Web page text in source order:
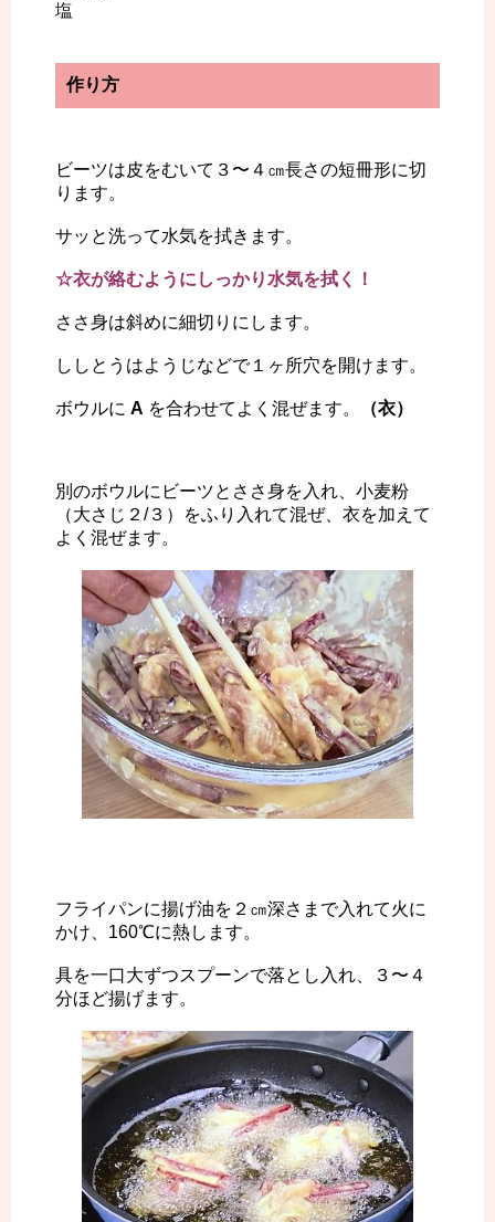
塩
作り方
ビーツは皮をむいて３〜４㎝長さの短冊形に切
ります。
サッと洗って水気を拭きます。
☆衣が絡むようにしっかり水気を拭く！
ささ身は斜めに細切りにします。
ししとうはようじなどで１ヶ所穴を開けます。
ボウルに A を合わせてよく混ぜます。 （衣）
別のボウルにビーツとささ身を入れ、小麦粉
（大さじ２/３）をふり入れて混ぜ、衣を加えて
よく混ぜます。
フライパンに揚げ油を２㎝深さまで入れて火に
かけ、160℃に熱します。
具を一口大ずつスプーンで落とし入れ、３〜４
分ほど揚げます。